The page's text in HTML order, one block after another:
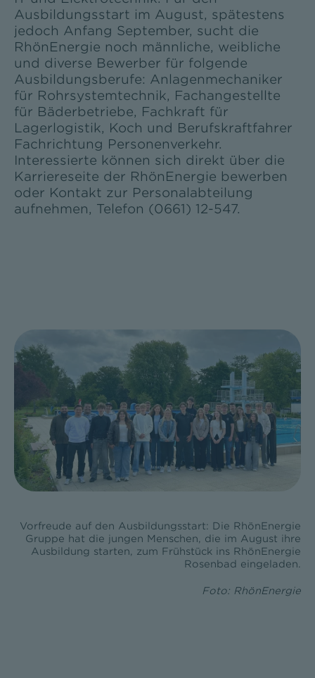
Ausbildungsstart im August, spätestens
jedoch Anfang September, sucht die
RhönEnergie noch männliche, weibliche
und diverse Bewerber für folgende
Ausbildungsberufe: Anlagenmechaniker
für Rohrsystemtechnik, Fachangestellte
für Bäderbetriebe, Fachkraft für
Lagerlogistik, Koch und Berufskraftfahrer
Fachrichtung Personenverkehr.
Interessierte können sich direkt über die
Karriereseite der RhönEnergie bewerben
oder Kontakt zur Personalabteilung
aufnehmen, Telefon (0661) 12-547.
Vorfreude auf den Ausbildungsstart: Die RhönEnergie
Gruppe hat die jungen Menschen, die im August ihre
Ausbildung starten, zum Frühstück ins RhönEnergie
Rosenbad eingeladen.
Foto: RhönEnergie